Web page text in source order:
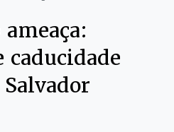
caducidade